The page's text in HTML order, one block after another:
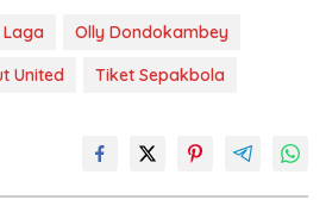
Olly Dondokambey
United Tiket Sepakbola